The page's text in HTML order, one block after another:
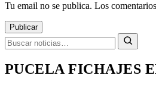
Tu email no se publica. Los
Publicar
PUCELA FICHAJES